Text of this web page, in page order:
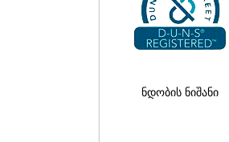
ნდობის ნიშანი